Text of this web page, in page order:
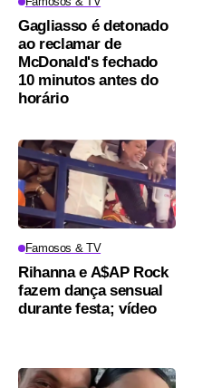
Gagliasso é detonado
ao reclamar de
McDonald's fechado
10 minutos antes do
horário
Famosos & TV
Rihanna e A$AP Rock
fazem dança sensual
durante festa; vídeo